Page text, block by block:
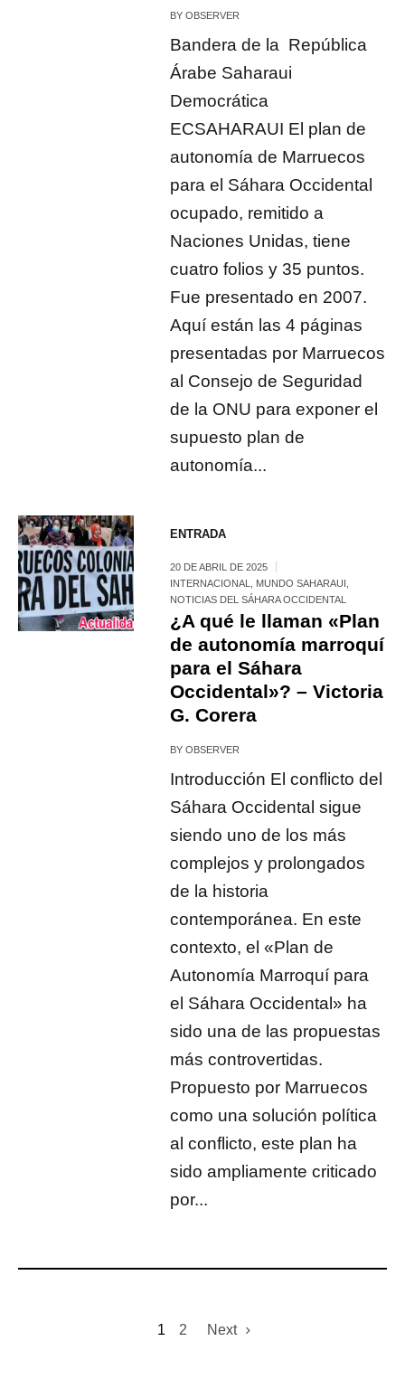
BYOBSERVER
Bandera de la República
Árabe Saharaui
Democrática
ECSAHARAUI El plan de
autonomía de Marruecos
para el Sáhara Occidental
ocupado, remitido a
Naciones Unidas, tiene
cuatro folios y 35 puntos.
Fue presentado en 2007.
Aquí están las 4 páginas
presentadas por Marruecos
al Consejo de Seguridad
de la ONU para exponer el
supuesto plan de
autonomía...
ENTRADA
20 DE ABRIL DE 2025
INTERNACIONAL
MUNDO SAHARAUI
NOTICIAS DEL SÁHARA OCCIDENTAL
¿A qué le llaman «Plan
de autonomía marroquí
para el Sáhara
Occidental»? – Victoria
G. Corera
BYOBSERVER
Introducción El conflicto del
Sáhara Occidental sigue
siendo uno de los más
complejos y prolongados
de la historia
contemporánea. En este
contexto, el «Plan de
Autonomía Marroquí para
el Sáhara Occidental» ha
sido una de las propuestas
más controvertidas.
Propuesto por Marruecos
como una solución política
al conflicto, este plan ha
sido ampliamente criticado
por...
1 2 Next